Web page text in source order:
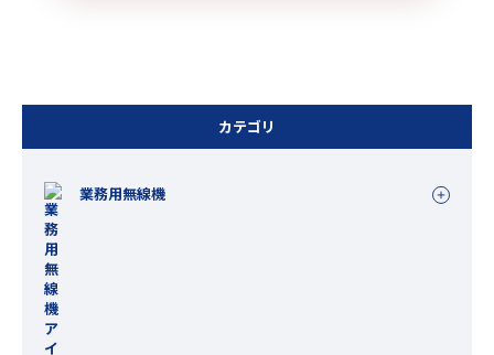
カテゴリ
業務用無線機